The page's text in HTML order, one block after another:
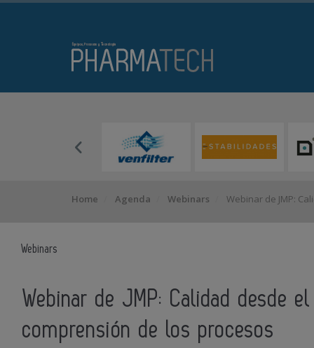
Home Agenda Webinars Webinar de JMP:
Webinars
Webinar de JMP: Calidad desde
comprensión de los procesos